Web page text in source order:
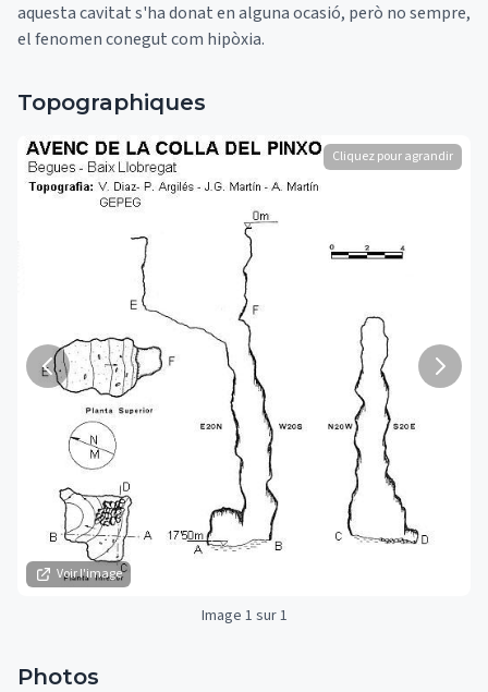
aquesta cavitat s'ha donat en alguna ocasió, però no sempre,
el fenomen conegut com hipòxia.
Topographiques
Voir l'image
Cliquez pour agrandir
Image 1 sur 1
Photos